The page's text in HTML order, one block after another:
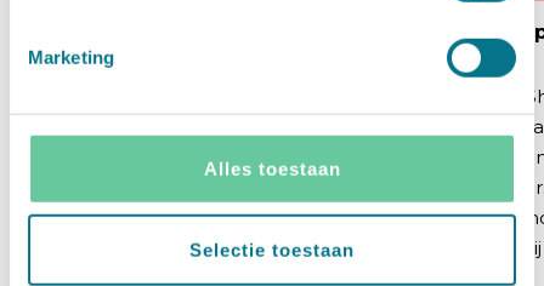
Marketing
Alles toestaan
Selectie toestaan
Sluit een overeenkomst met
manager.
2. Download de
plugging
Beschikbaar via de
App Store of via
Shopify Plus-
IT afdeling
nodig kosteloos
integratie.